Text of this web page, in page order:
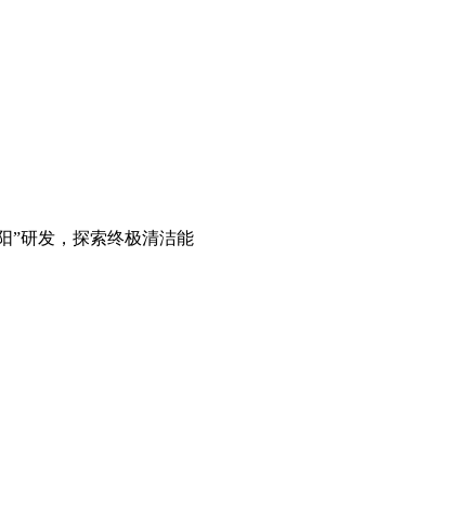
”研发，探索终极清洁能